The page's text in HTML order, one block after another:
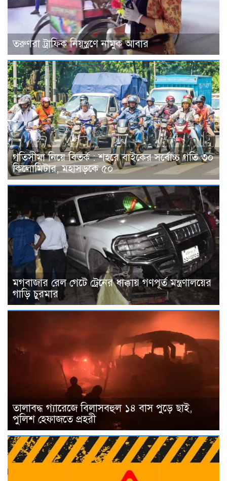
তরুণরা ট্রাফিক নিয়ন্ত্রণে নামুক আবার
গতিসীমা নিয়ে বিতর্ক : শহরে বাইকের সর্বোচ্চ গতি ৩০
কিলোমিটার, মহাসড়কে ৫০
মগবাজার রেল গেটে ট্রেনের ধাক্কায় গণপূর্ত মন্ত্রণালয়ের
গাড়ি চুরমার
তালাবদ্ধ গ্যারেজে বিলাসবহুল ১৪ বাস পুড়ে ছাই,
পুলিশ হেফাজতে প্রহরী